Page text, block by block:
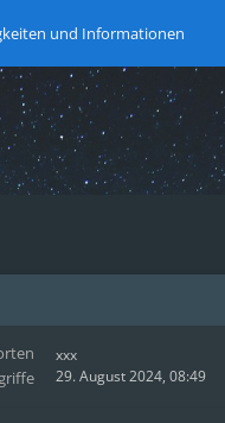
und Informationen
xxx
29. August 2024, 08:49